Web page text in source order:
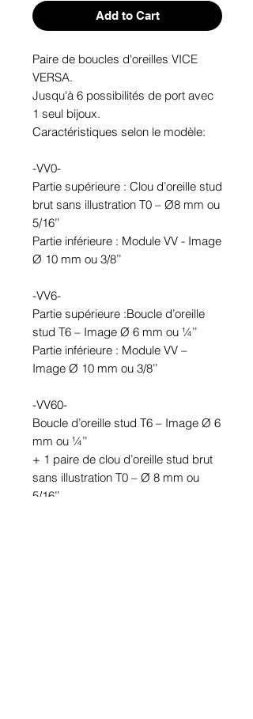
Add to Cart
Paire de boucles d'oreilles VICE
VERSA.
Jusqu'à 6 possibilités de port avec
1 seul bijoux.
Caractéristiques selon le modèle:
-VV0-
Partie supérieure : Clou d’oreille stud
brut sans illustration T0 – Ø8 mm ou
5/16’’
Partie inférieure : Module VV - Image
Ø 10 mm ou 3/8’’
-VV6-
Partie supérieure :Boucle d’oreille
stud T6 – Image Ø 6 mm ou ¼’’
Partie inférieure : Module VV –
Image Ø 10 mm ou 3/8’’
-VV60-
Boucle d’oreille stud T6 – Image Ø 6
mm ou ¼’’
+ 1 paire de clou d’oreille stud brut
sans illustration T0 – Ø 8 mm ou
5/16’’